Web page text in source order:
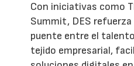
Con iniciativas como
Summit, DES refuerza
puente entre el
tejido empresarial,